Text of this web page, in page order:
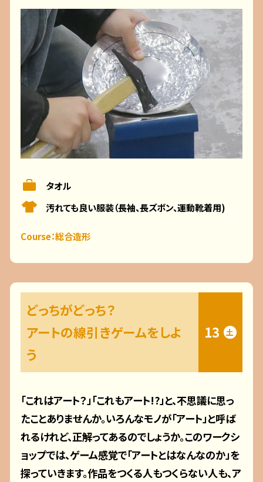
タオル
汚れても良い服装（長袖、長ズボン、運動靴着用)
Course：総合造形
どっちがどっち？
アートの線引きゲームをしよ
う
13 土
「これはアート？」「これもアート!?」と、不思議に思っ
たことありませんか。いろんなモノが「アート」と呼ば
れるけれど、正解ってあるのでしょうか。このワークシ
ョップでは、ゲーム感覚で「アートとはなんなのか」を
探っていきます。作品をつくる人もつくらない人も、ア